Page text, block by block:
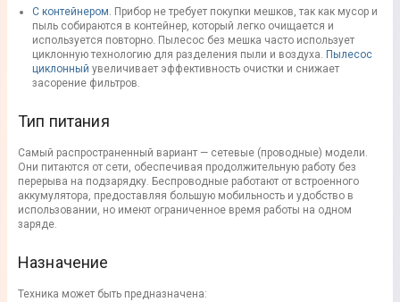
С контейнером. Прибор не требует покупки мешков, так как мусор и
пыль собираются в контейнер, который легко очищается и
используется повторно. Пылесос без мешка часто использует
циклонную технологию для разделения пыли и воздуха. Пылесос
циклонный увеличивает эффективность очистки и снижает
засорение фильтров.
Тип питания
Самый распространенный вариант — сетевые (проводные) модели.
Они питаются от сети, обеспечивая продолжительную работу без
перерыва на подзарядку. Беспроводные работают от встроенного
аккумулятора, предоставляя большую мобильность и удобство в
использовании, но имеют ограниченное время работы на одном
заряде.
Назначение
Техника может быть предназначена: